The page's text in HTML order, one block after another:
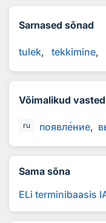
Sarnased sõnad
tulek tekkimine
Võimalikud vasted
ru появление в
Sama sõna
ELi terminibaasis